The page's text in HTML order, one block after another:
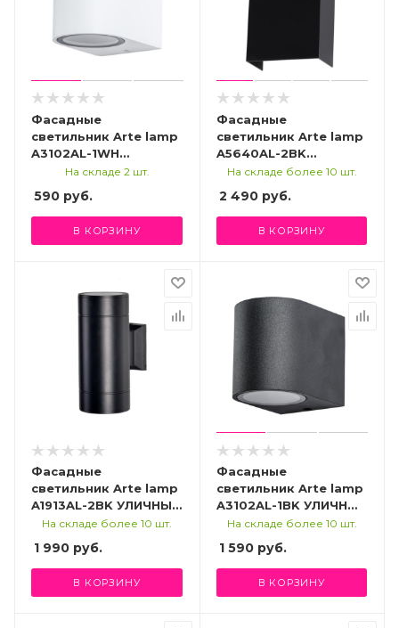
Фасадные
светильник Arte lamp
A3102AL-1WH
УЛИЧНЫЙНа складе 2 шт.
590 руб.
В КОРЗИНУ
Фасадные
светильник Arte lamp
A5640AL-2BK
УЛИЧНЫЙ
На складе более 10 шт.
2 490руб.
В КОРЗИНУ
Фасадные
светильник Arte lamp
A1913AL-2BK УЛИЧНЫЙ
СВЕТИЛЬНИК
На складе более 10 шт.
1 990 руб.
В КОРЗИНУ
Фасадные
светильник Arte lamp
A3102AL-1BK УЛИЧНЫЙ
СВЕТИЛЬНИК
На складе более 10 шт.
1 590руб.
В КОРЗИНУ